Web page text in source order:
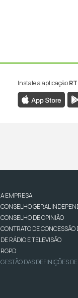
Instale a aplicação
A EMPRESA
CONSELHO GERAL
CONSELHO DE OPINIÃO
CONTRATO DE CONCESSÃO
DE RÁDIO E TELEVISÃO
RGPD
GESTÃO DAS DEFINIÇÕES